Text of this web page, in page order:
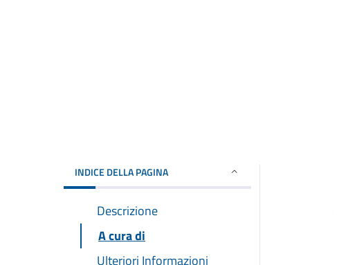
INDICE DELLA PAGINA
Descrizione
A cura di
Ulteriori Informazioni